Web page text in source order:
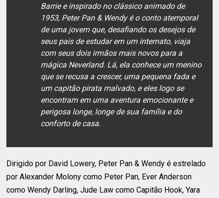
Barrie e inspirado no clássico animado de
1953, Peter Pan & Wendy é o conto atemporal
de uma jovem que, desafiando os desejos de
seus pais de estudar em um internato, viaja
com seus dois irmãos mais novos para a
mágica Neverland. Lá, ela conhece um menino
que se recusa a crescer, uma pequena fada e
um capitão pirata malvado, e eles logo se
encontram em uma aventura emocionante e
perigosa longe, longe de sua família e do
conforto de casa.
Dirigido por David Lowery, Peter Pan & Wendy é estrelado
por Alexander Molony como Peter Pan, Ever Anderson
como Wendy Darling, Jude Law como Capitão Hook, Yara